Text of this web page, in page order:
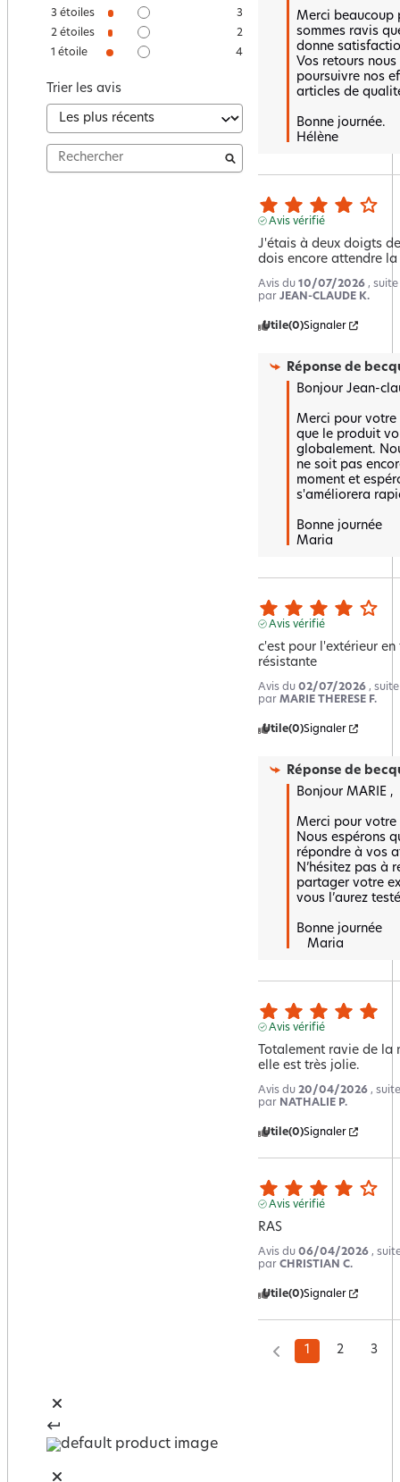
3 étoiles
3
2 étoiles
2
1 étoile 4
Trier les avis
Merci beaucoup
sommes ravis
donne
Vos retours
poursuivre nos
articles de
Bonne journée.
Hélène
Avis vérifié
J'étais à deux doigts
dois encore attendre
Avis du 10/07/2026 ,
par JEAN-CLAUDE K.
Utile(0)Signaler
Réponse de
Bonjour Jean-
Merci pour votre
que le produit
globalement.
ne soit pas
moment et
s'améliorera
Bonne journée
Maria
Avis vérifié
c'est pour l'extérieur
résistante
Avis du 02/07/2026 ,
par MARIE THERESE F.
Utile(0)Signaler
Réponse de
Bonjour MARIE ,
Merci pour votre
Nous espérons
répondre à vos
N’hésitez pas à
partager votre
vous l’aurez
Bonne journée
   Maria
Avis vérifié
Totalement ravie de la
elle est très jolie.
Avis du 20/04/2026 ,
par NATHALIE P.
Utile(0)Signaler
Avis vérifié
RAS
Avis du 06/04/2026 ,
par CHRISTIAN C.
Utile(0)Signaler
1 2 3